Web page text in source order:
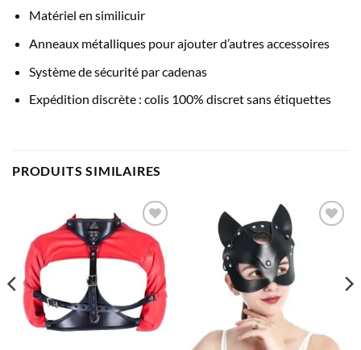
Matériel en similicuir
Anneaux métalliques pour ajouter d’autres accessoires
Système de sécurité par cadenas
Expédition discrète : colis 100% discret sans étiquettes
PRODUITS SIMILAIRES
Ajouter
à la liste
de
souhaits